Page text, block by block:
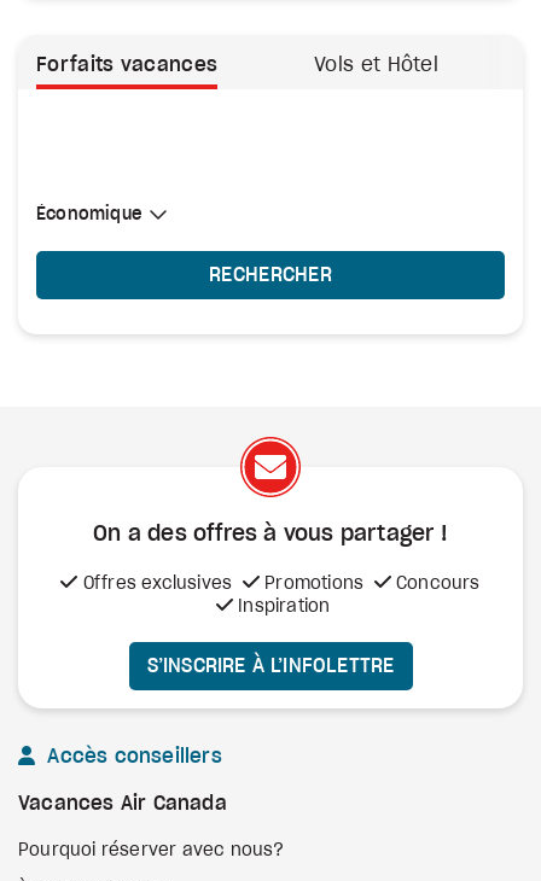
Forfaits vacances Vols et Hôtel
Sélectionner une cabine
Économique
Économique
RECHERCHER
On a des offres à vous partager !
Offres exclusives Promotions
Concours
Inspiration
S’INSCRIRE À L’INFOLETTRE
Accès conseillers
Vacances Air Canada
Pourquoi réserver avec nous?